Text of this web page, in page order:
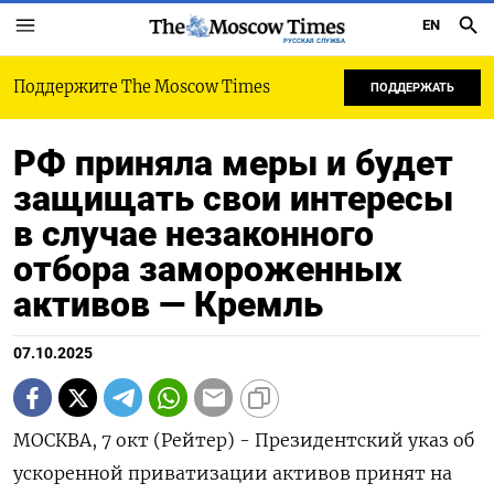
РУССКАЯ СЛУЖБА
EN
Поддержите The Moscow Times ПОДДЕРЖАТЬ
РФ приняла меры и будет
защищать свои интересы
в случае незаконного
отбора замороженных
активов — Кремль
07.10.2025
МОСКВА, 7 окт (Рейтер) - Президентский указ об
ускоренной приватизации активов принят на